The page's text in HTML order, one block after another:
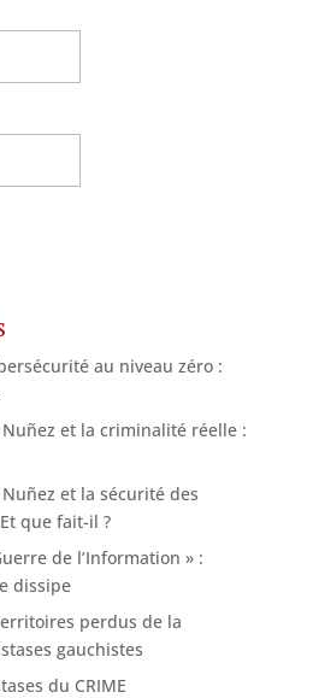
au niveau zéro :
Nuñez et la criminalité réelle :
Nuñez et la sécurité des
que fait-il ?
de l’Information » :
dissipe
perdus de la
gauchistes
du CRIME